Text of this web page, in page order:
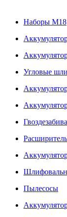
Наборы М18
Угловые
Пылесосы